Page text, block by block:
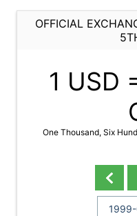
OFFICIAL
1 USD
One Thousand, Six